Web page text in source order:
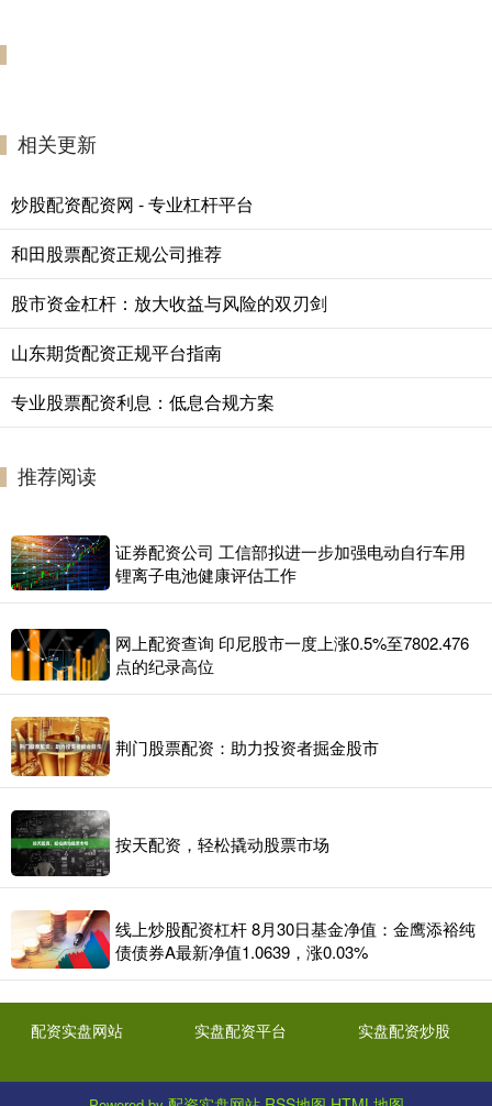
相关更新
炒股配资配资网 - 专业杠杆平台
和田股票配资正规公司推荐
股市资金杠杆：放大收益与风险的双刃剑
山东期货配资正规平台指南
专业股票配资利息：低息合规方案
推荐阅读
证券配资公司 工信部拟进一步加强电动自行车用
锂离子电池健康评估工作
网上配资查询 印尼股市一度上涨0.5%至7802.476
点的纪录高位
荆门股票配资：助力投资者掘金股市
按天配资，轻松撬动股票市场
线上炒股配资杠杆 8月30日基金净值：金鹰添裕纯
债债券A最新净值1.0639，涨0.03%
配资实盘网站 实盘配资平台 实盘配资炒股